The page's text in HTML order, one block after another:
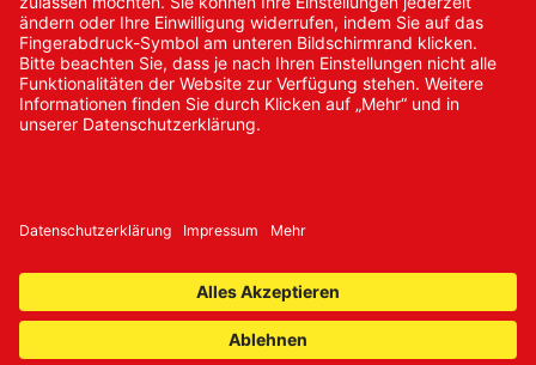
Bestellungen
Sendung verfolgen
© 2024 Promed Vertriebsgesellschaft mbH | Alle Rechte
* Alle Preise zzgl. gesetzlicher Mehrwertsteuer